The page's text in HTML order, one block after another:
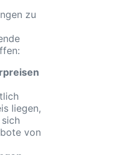
zu
liegen,
von